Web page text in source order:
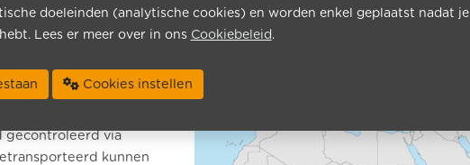
(FTL), Groupage
Onze vloot is
en kan bi-
met
gecontroleerd via
kunnen
doeleinden (analytische cookies) en worden enkel geplaatst nadat je
Lees er meer over in ons Cookiebeleid.
Cookies instellen